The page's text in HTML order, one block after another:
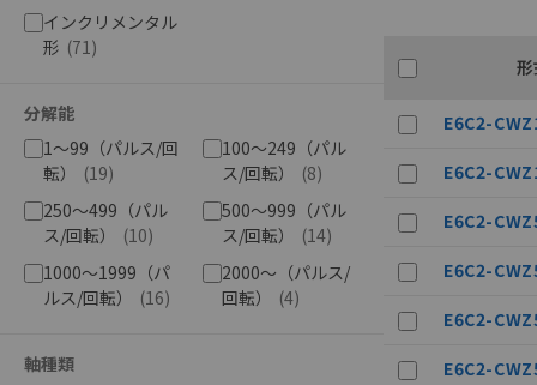
インクリメンタル
形 (71)
分解能
1～99（パルス/回
転）
(19)
100～249（パル
ス/回転）
(8)
250～499（パル
ス/回転）
(10)
500～999（パル
ス/回転）
(14)
1000～1999（パ
ルス/回転）
(16)
2000～（パルス/
回転）
(4)
軸種類
E6C2-
E6C2-
E6C2-
E6C2-
E6C2-
E6C2-